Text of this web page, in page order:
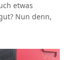
etwas
Nun denn,